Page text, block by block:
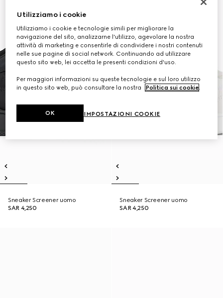
Sneaker Screener uomo
SAR 4,250
Sneaker Screener uomo
SAR 4,250
Utilizziamo i cookie
Utilizziamo i cookie e tecnologie simili per migliorare la
navigazione del sito, analizzarne l'utilizzo, agevolare la nostra
attività di marketing e consentirle di condividere i nostri contenuti
nelle sue pagine di social network. Continuando ad utilizzare
questo sito web, lei accetta le presenti condizioni d'uso.
Per maggiori informazioni su queste tecnologie e sul loro utilizzo
in questo sito web, può consultare la nostra
Politica sui cookie.
IMPOSTAZIONI COOKIE
OK